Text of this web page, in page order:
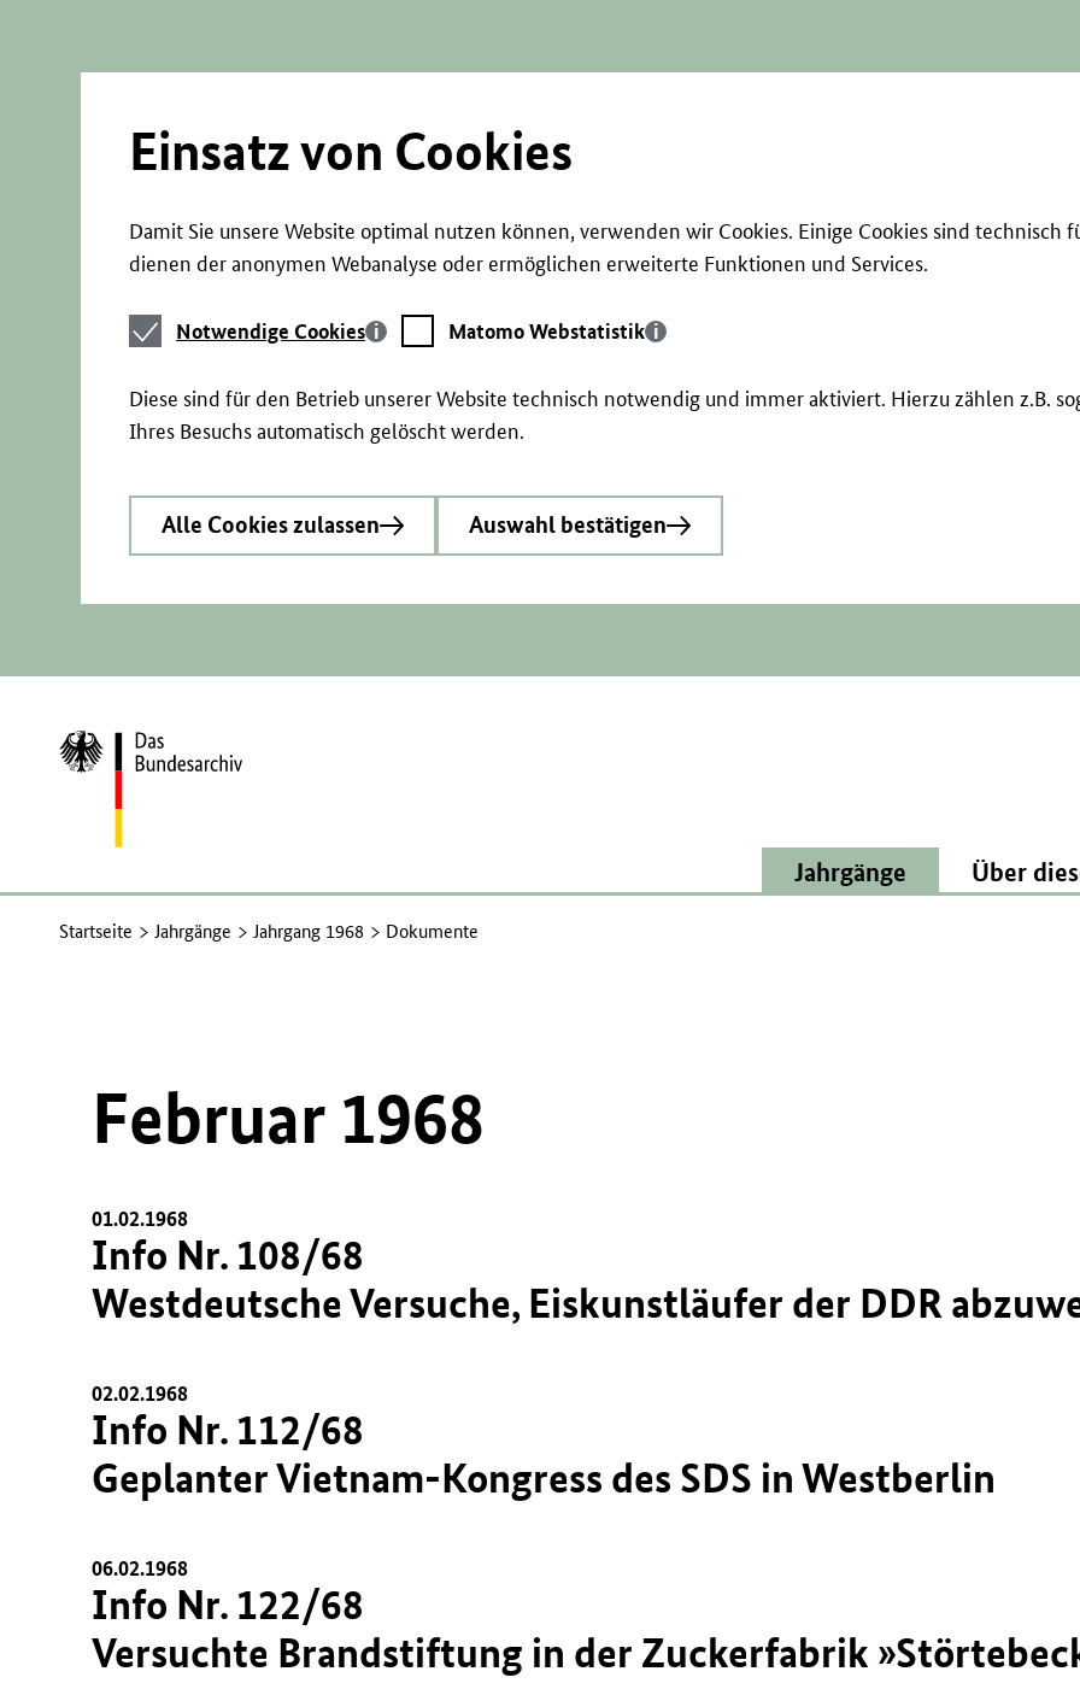
Einsatz von Cookies
Damit Sie unsere Website optimal nutzen können, verwenden wir Cookies. Einige Cookies sind technisch
dienen der anonymen Webanalyse oder ermöglichen erweiterte Funktionen und Services.
Notwendige
Cookies
Notwendige Cookies
Matomo
Webstatistik
Matomo Webstatistik
Diese sind für den Betrieb unserer Website technisch notwendig und immer aktiviert. Hierzu zählen z.B.
Ihres Besuchs automatisch gelöscht werden.
Alle Cookies zulassen Auswahl bestätigen
Zur
Startseite
Jahrgänge Über
Startseite Jahrgänge Jahrgang 1968 Dokumente
Februar 1968
01.02.1968
Info Nr. 108/68
Westdeutsche Versuche, Eiskunstläufer der DDR
02.02.1968
Info Nr. 112/68
Geplanter Vietnam-Kongress des SDS in Westberlin
06.02.1968
Info Nr. 122/68
Versuchte Brandstiftung in der Zuckerfabrik